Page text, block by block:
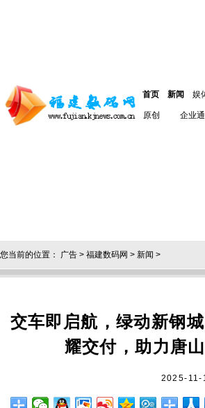
首页 新闻 娱
原创 企业通
您当前的位置： 广告 > 福建数码网 > 新闻 >
交车即启航，绿动新钢
耀交付，助力唐
2025-11-